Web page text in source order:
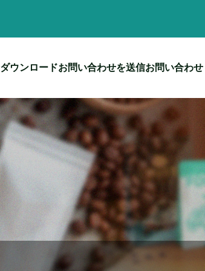
ダウンロードお問い合わせを送信お問い合わせ